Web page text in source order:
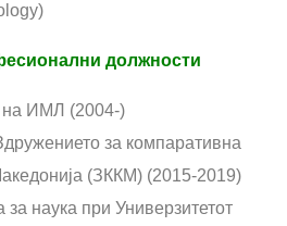
должности
на ИМЛ (2004-)
за компаративна
(ЗККМ) (2015-2019)
за наука при Универзитетот